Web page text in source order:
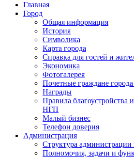
Главная
Город
Общая информация
История
Символика
Карта города
Справка для гостей и
Экономика
Фотогалерея
Почетные граждане
Награды
Правила благоустройства
НГП
Малый бизнес
Телефон доверия
Администрация
Структура администрации
Полномочия, задачи и